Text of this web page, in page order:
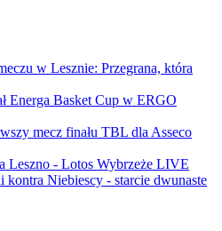
w Lesznie: Przegrana, która
Energa Basket Cup w ERGO
mecz finału TBL dla Asseco
Leszno - Lotos Wybrzeże LIVE
kontra Niebiescy - starcie dwunaste